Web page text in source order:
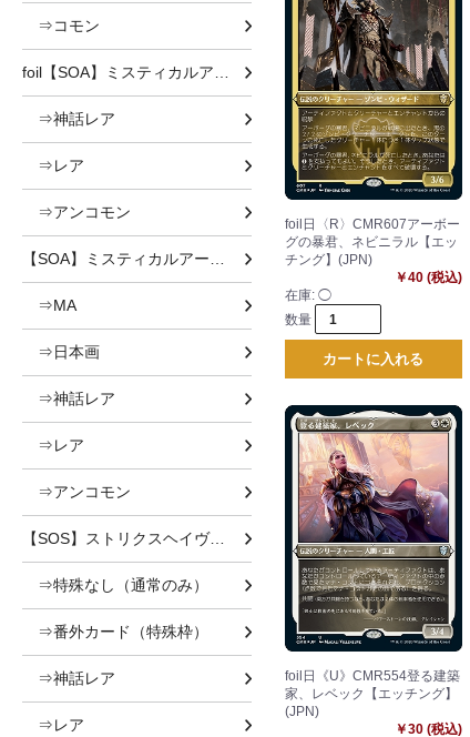
⇒コモン
⇒神話レア
⇒レア
⇒アンコモン
⇒MA
⇒日本画
⇒神話レア
⇒レア
⇒アンコモン
【SOS】ストリクスヘイヴンの秘密
⇒特殊なし（通常のみ）
⇒番外カード（特殊枠）
⇒神話レア
⇒レア
foil日〈R〉CMR607アーボー
グの暴君、ネビニラル【エッ
チング】(JPN)
￥40 (税込)
在庫: ◯
数量
カートに入れる
foil日《U》CMR554登る建築
家、レベック【エッチング】
(JPN)
￥30 (税込)